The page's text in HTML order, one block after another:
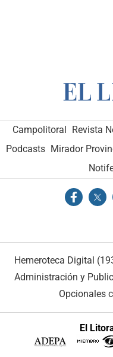
Campolitoral Revista
Podcasts Mirador
Hemeroteca Digital
Administración y
Opcionales
El